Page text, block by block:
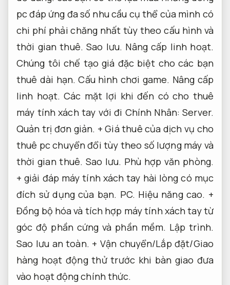
pc đáp ứng đa số nhu cầu cụ thể của mình có
chi phí phải chăng nhất tùy theo cấu hình và
thời gian thuê.Sao lưu. Nâng cấp linh hoạt.
Chúng tôi chế tạo giá đặc biệt cho các bạn
thuê dài hạn.Cấu hình chơi game. Nâng cấp
linh hoạt. Các mặt lợi khi đến có cho thuê
máy tính xách tay với đi Chính Nhân:Server.
Quản trị đơn giản. + Giá thuê của dịch vụ cho
thuê pc chuyển đổi tùy theo số lượng máy và
thời gian thuê. Sao lưu. Phù hợp văn phòng.
+ giải đáp máy tính xách tay hài lòng có mục
đích sử dụng của bạn. PC. Hiệu năng cao. +
Đồng bộ hóa và tích hợp máy tính xách tay từ
góc độ phần cứng và phần mềm. Lập trình.
Sao lưu an toàn. + Vận chuyển/Lắp đặt/Giao
hàng hoạt động thử trước khi bàn giao đưa
vào hoạt động chính thức.